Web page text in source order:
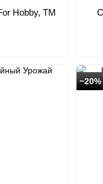
Hobby, TM
−20%